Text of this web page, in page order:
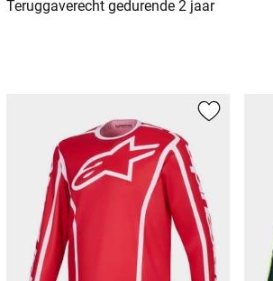
Teruggaverecht gedurende 2 jaar